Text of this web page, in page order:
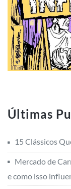
Últimas
15 Clássicos
Mercado de
e como isso